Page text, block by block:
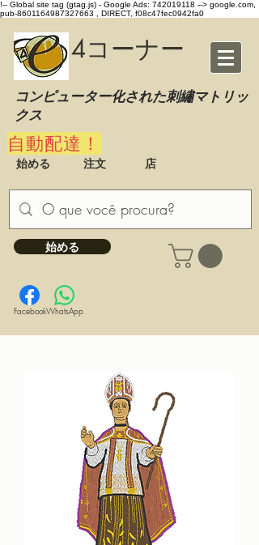
!-- Global site tag (gtag.js) - Google Ads: 742019118 --> google.com,
pub-8601164987327663 , DIRECT, f08c47fec0942fa0
4コーナー
コンピューター化された刺繡マトリッ
クス
自動配達！
始める 注文 店
始める
FacebookWhatsApp